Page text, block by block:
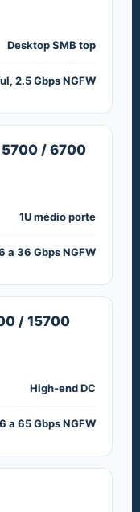
Desktop SMB top
2.5 Gbps NGFW
/ 6700
1U médio porte
a 36 Gbps NGFW
/ 15700
High-end DC
a 65 Gbps NGFW